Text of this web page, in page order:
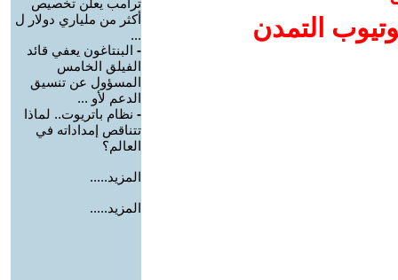
التمدن
ترامب يعلن تخصيص
أكثر من ملياري دولار ل
...
- البنتاغون يعفي قائد
الفيلق الخامس
المسؤول عن تنسيق
الدعم لأو ...
- نظام باتريوت.. لماذا
تتناقص إمداداته في
العالم؟
المزيد.....
المزيد.....